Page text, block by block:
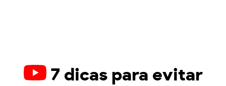
7 dicas para evitar